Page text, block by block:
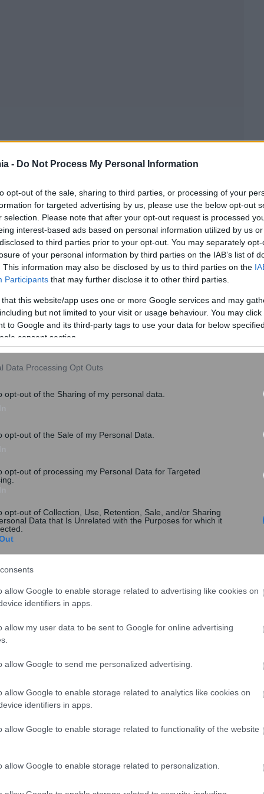
- Do Not Process My Personal Information
opt-out of the sale, sharing to third parties, or processing of your
for targeted advertising by us, please use the below opt-out
selection. Please note that after your opt-out request is processed
interest-based ads based on personal information utilized by us
to third parties prior to your opt-out. You may separately
of your personal information by third parties on the IAB’s list of
This information may also be disclosed by us to third parties on the
Participants that may further disclose it to other third parties.
that this website/app uses one or more Google services and may
but not limited to your visit or usage behaviour. You may
to Google and its third-party tags to use your data for below
consent section.
Data Processing Opt Outs
opt-out of the Sharing of my personal data.
opt-out of the Sale of my Personal Data.
opt-out of processing my Personal Data for Targeted
opt-out of Collection, Use, Retention, Sale, and/or Sharing
Data that Is Unrelated with the Purposes for which it
allow Google to enable storage related to advertising like cookies on
identifiers in apps.
allow my user data to be sent to Google for online advertising
allow Google to send me personalized advertising.
allow Google to enable storage related to analytics like cookies on
identifiers in apps.
allow Google to enable storage related to functionality of the website
allow Google to enable storage related to personalization.
μέσο όρο ημερησίως ο Έλληνας πολίτης για
σε έναν γιατρό ή σε ένα κομμωτήριο).
(35 λεπτά), ακολουθούν οι Ολλανδοί (32 λεπτά),
74 ετών.
ερωτήθηκε δήλωσε ότι αγόρασε ή χρησιμοποίησε
της έρευνας.
η Ολλανδία (46,6% και οι δύο).
Ρουμανία (29%), στην Ελλάδα (30,7%) και στη Γαλλία